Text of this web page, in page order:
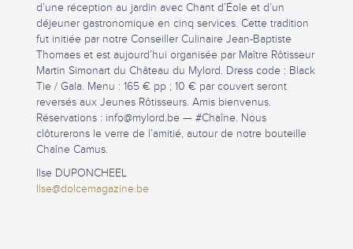
d’une réception au jardin avec Chant d’Éole et d’un
déjeuner gastronomique en cinq services. Cette tradition
fut initiée par notre Conseiller Culinaire Jean-Baptiste
Thomaes et est aujourd’hui organisée par Maître Rôtisseur
Martin Simonart du Château du Mylord. Dress code : Black
Tie / Gala. Menu : 165 € pp ; 10 € par couvert seront
reversés aux Jeunes Rôtisseurs. Amis bienvenus.
Réservations : info@mylord.be — #Chaîne. Nous
clôturerons le verre de l’amitié, autour de notre bouteille
Chaîne Camus.
Ilse DUPONCHEEL
Ilse@dolcemagazine.be